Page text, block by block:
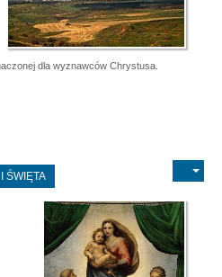
dla wyznawców Chrystusa.
ŚWIĘTA